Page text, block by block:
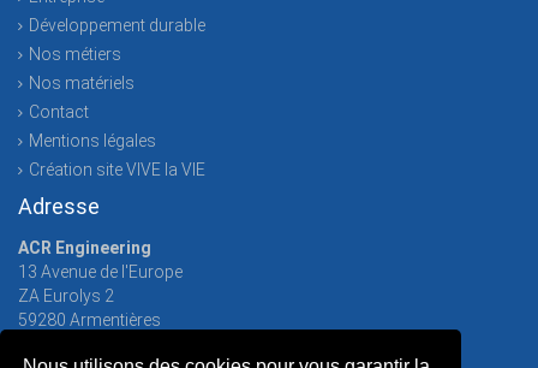
Développement durable
Nos métiers
Nos matériels
Contact
Mentions légales
Création site VIVE la VIE
Adresse
ACR Engineering
13 Avenue de l'Europe
ZA Eurolys 2
59280 Armentières